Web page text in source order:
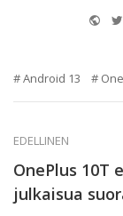
Android 13
EDELLINEN
OnePlus 10T
julkaisua